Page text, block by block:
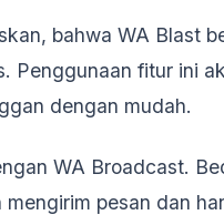
bahwa WA Blast
Penggunaan fitur ini
dengan mudah.
WA Broadcast.
pesan dan